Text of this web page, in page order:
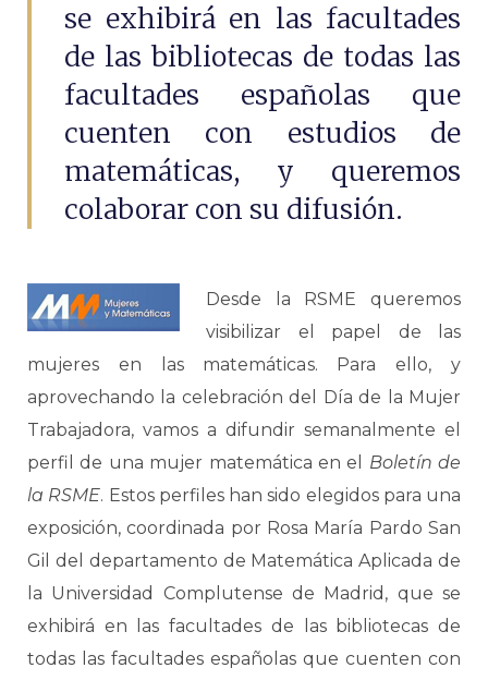
se exhibirá en las facultades
de las bibliotecas de todas las
facultades españolas que
cuenten con estudios de
matemáticas, y queremos
colaborar con su difusión.
Desde la RSME queremos
visibilizar el papel de las
mujeres en las matemáticas. Para ello, y
aprovechando la celebración del Día de la Mujer
Trabajadora, vamos a difundir semanalmente el
perfil de una mujer matemática en el Boletín de
la RSME. Estos perfiles han sido elegidos para una
exposición, coordinada por Rosa María Pardo San
Gil del departamento de Matemática Aplicada de
la Universidad Complutense de Madrid, que se
exhibirá en las facultades de las bibliotecas de
todas las facultades españolas que cuenten con